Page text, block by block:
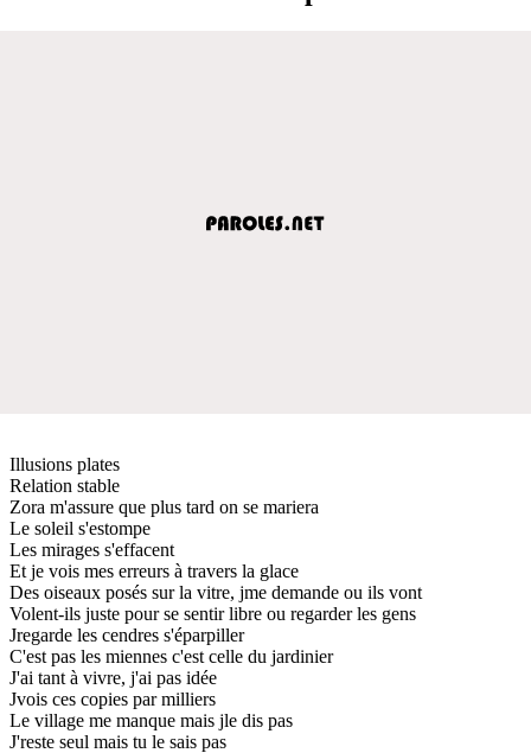
Illusions plates
Relation stable
Zora m'assure que plus tard on se mariera
Le soleil s'estompe
Les mirages s'effacent
Et je vois mes erreurs à travers la glace
Des oiseaux posés sur la vitre, jme demande ou ils vont
Volent-ils juste pour se sentir libre ou regarder les gens
Jregarde les cendres s'éparpiller
C'est pas les miennes c'est celle du jardinier
J'ai tant à vivre, j'ai pas idée
Jvois ces copies par milliers
Le village me manque mais jle dis pas
J'reste seul mais tu le sais pas